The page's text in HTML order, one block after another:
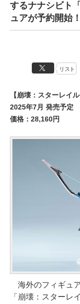
するナナシビト
ュアが予約開始！
リスト
【崩壊：スターレイ
2025年7月 発売予定
価格：28,160円
海外のフィギュ
「崩壊：スターレ